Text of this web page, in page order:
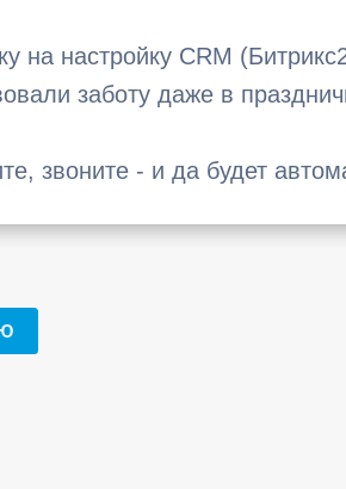
на настройку CRM
заботу даже в
звоните - и да будет